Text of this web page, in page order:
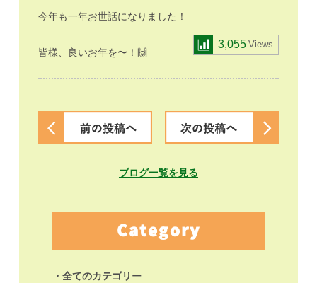
今年も一年お世話になりました！
皆様、良いお年を〜！🙌
3,055 Views
ブログ一覧を見る
Category
全てのカテゴリー